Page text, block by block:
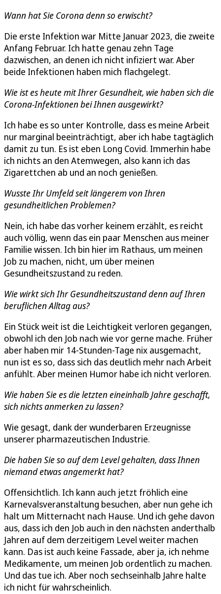
Wann hat Sie Corona denn so erwischt?
Die erste Infektion war Mitte Januar 2023, die zweite
Anfang Februar. Ich hatte genau zehn Tage
dazwischen, an denen ich nicht infiziert war. Aber
beide Infektionen haben mich flachgelegt.
Wie ist es heute mit Ihrer Gesundheit, wie haben sich die
Corona-Infektionen bei Ihnen ausgewirkt?
Ich habe es so unter Kontrolle, dass es meine Arbeit
nur marginal beeinträchtigt, aber ich habe tagtäglich
damit zu tun. Es ist eben Long Covid. Immerhin habe
ich nichts an den Atemwegen, also kann ich das
Zigarettchen ab und an noch genießen.
Wusste Ihr Umfeld seit längerem von Ihren
gesundheitlichen Problemen?
Nein, ich habe das vorher keinem erzählt, es reicht
auch völlig, wenn das ein paar Menschen aus meiner
Familie wissen. Ich bin hier im Rathaus, um meinen
Job zu machen, nicht, um über meinen
Gesundheitszustand zu reden.
Wie wirkt sich Ihr Gesundheitszustand denn auf Ihren
beruflichen Alltag aus?
Ein Stück weit ist die Leichtigkeit verloren gegangen,
obwohl ich den Job nach wie vor gerne mache. Früher
aber haben mir 14-Stunden-Tage nix ausgemacht,
nun ist es so, dass sich das deutlich mehr nach Arbeit
anfühlt. Aber meinen Humor habe ich nicht verloren.
Wie haben Sie es die letzten eineinhalb Jahre geschafft,
sich nichts anmerken zu lassen?
Wie gesagt, dank der wunderbaren Erzeugnisse
unserer pharmazeutischen Industrie.
Die haben Sie so auf dem Level gehalten, dass Ihnen
niemand etwas angemerkt hat?
Offensichtlich. Ich kann auch jetzt fröhlich eine
Karnevalsveranstaltung besuchen, aber nun gehe ich
halt um Mitternacht nach Hause. Und ich gehe davon
aus, dass ich den Job auch in den nächsten anderthalb
Jahren auf dem derzeitigem Level weiter machen
kann. Das ist auch keine Fassade, aber ja, ich nehme
Medikamente, um meinen Job ordentlich zu machen.
Und das tue ich. Aber noch sechseinhalb Jahre halte
ich nicht für wahrscheinlich.